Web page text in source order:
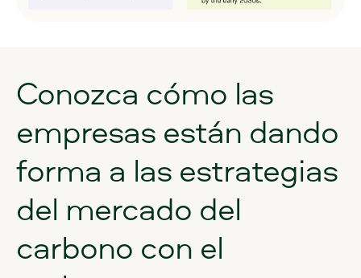
Conozca cómo las
empresas están dando
forma a las estrategias
del mercado del
carbono con el